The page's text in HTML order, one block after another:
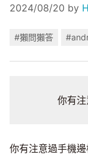
2024/08/20 by
#獺問獺答
你有
你有注意過手機